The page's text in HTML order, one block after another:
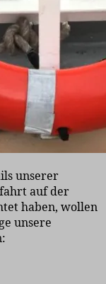
unserer
auf der
haben, wollen
unsere